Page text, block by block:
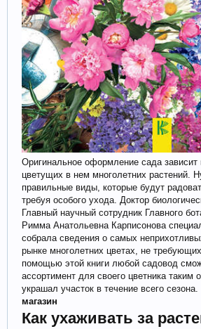
Оригинальное оформление сада
цветущих в нем многолетних растений.
правильные виды, которые будут
требуя особого ухода. Доктор
Главный научный сотрудник Главного
Римма Анатольевна Карписонова
собрала сведения о самых
рынке многолетних цветах, не
помощью этой книги любой садовод
ассортимент для своего цветника таким
украшал участок в течение всего сезона.
магазин
Как ухаживать за